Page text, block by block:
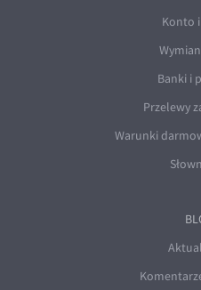
Konto
Banki i
Przelewy
Warunki